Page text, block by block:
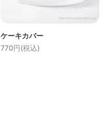
ケーキカバー
770円(税込)